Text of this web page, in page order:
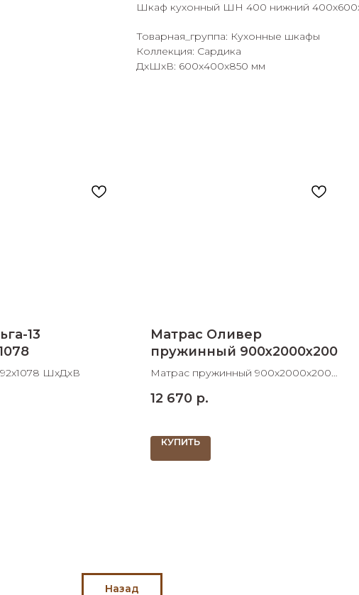
Шкаф кухонный ШН 400 нижний
Товарная_группа: Кухонные шкафы
Коллекция: Сардика
ДxШxВ: 600x400x850 мм
13
ШхДхВ
Матрас Оливер
пружинный 900х2000х200
Матрас пружинный 900х2000х200
12 670 р.
КУПИТЬ
Назад